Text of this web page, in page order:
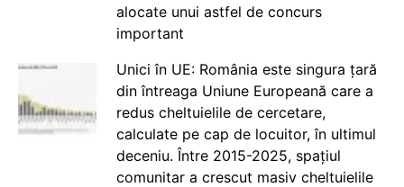
alocate unui astfel de concurs
important
Unici în UE: România este singura țară
din întreaga Uniune Europeană care a
redus cheltuielile de cercetare,
calculate pe cap de locuitor, în ultimul
deceniu. Între 2015-2025, spațiul
comunitar a crescut masiv cheltuielile